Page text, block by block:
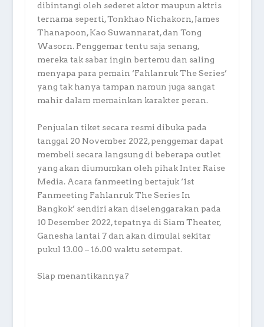
dibintangi oleh sederet aktor maupun aktris
ternama seperti, Tonkhao Nichakorn, James
Thanapoon, Kao Suwannarat, dan Tong
Wasorn. Penggemar tentu saja senang,
mereka tak sabar ingin bertemu dan saling
menyapa para pemain ‘Fahlanruk The Series’
yang tak hanya tampan namun juga sangat
mahir dalam memainkan karakter peran.
Penjualan tiket secara resmi dibuka pada
tanggal 20 November 2022, penggemar dapat
membeli secara langsung di beberapa outlet
yang akan diumumkan oleh pihak Inter Raise
Media. Acara fanmeeting bertajuk ‘1st
Fanmeeting Fahlanruk The Series In
Bangkok’ sendiri akan diselenggarakan pada
10 Desember 2022, tepatnya di Siam Theater,
Ganesha lantai 7 dan akan dimulai sekitar
pukul 13.00 – 16.00 waktu setempat.
Siap menantikannya?